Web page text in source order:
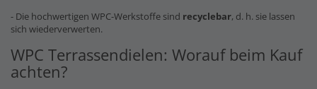
- Die hochwertigen WPC-Werkstoffe sind recyclebar, d. h. sie lassen
sich wiederverwerten.
WPC Terrassendielen: Worauf beim Kauf
achten?